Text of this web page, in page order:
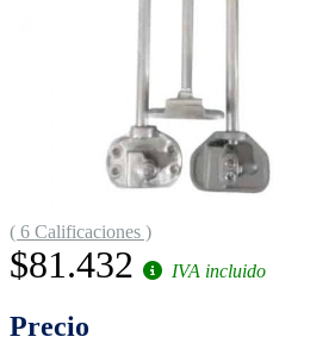
( 6 Calificaciones )
$81.432 IVA incluido
Precio